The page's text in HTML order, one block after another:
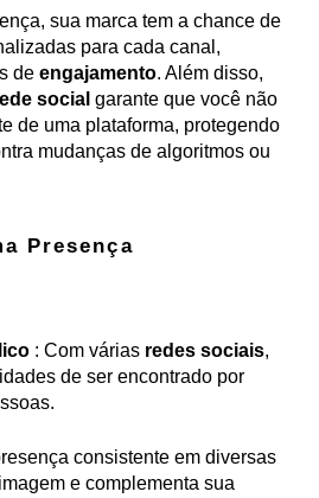
sua marca tem a chance de
para cada canal,
de engajamento. Além disso,
social garante que você não
de uma plataforma, protegendo
mudanças de algoritmos ou
Presença
: Com várias redes sociais,
de ser encontrado por
consistente em diversas
e complementa sua